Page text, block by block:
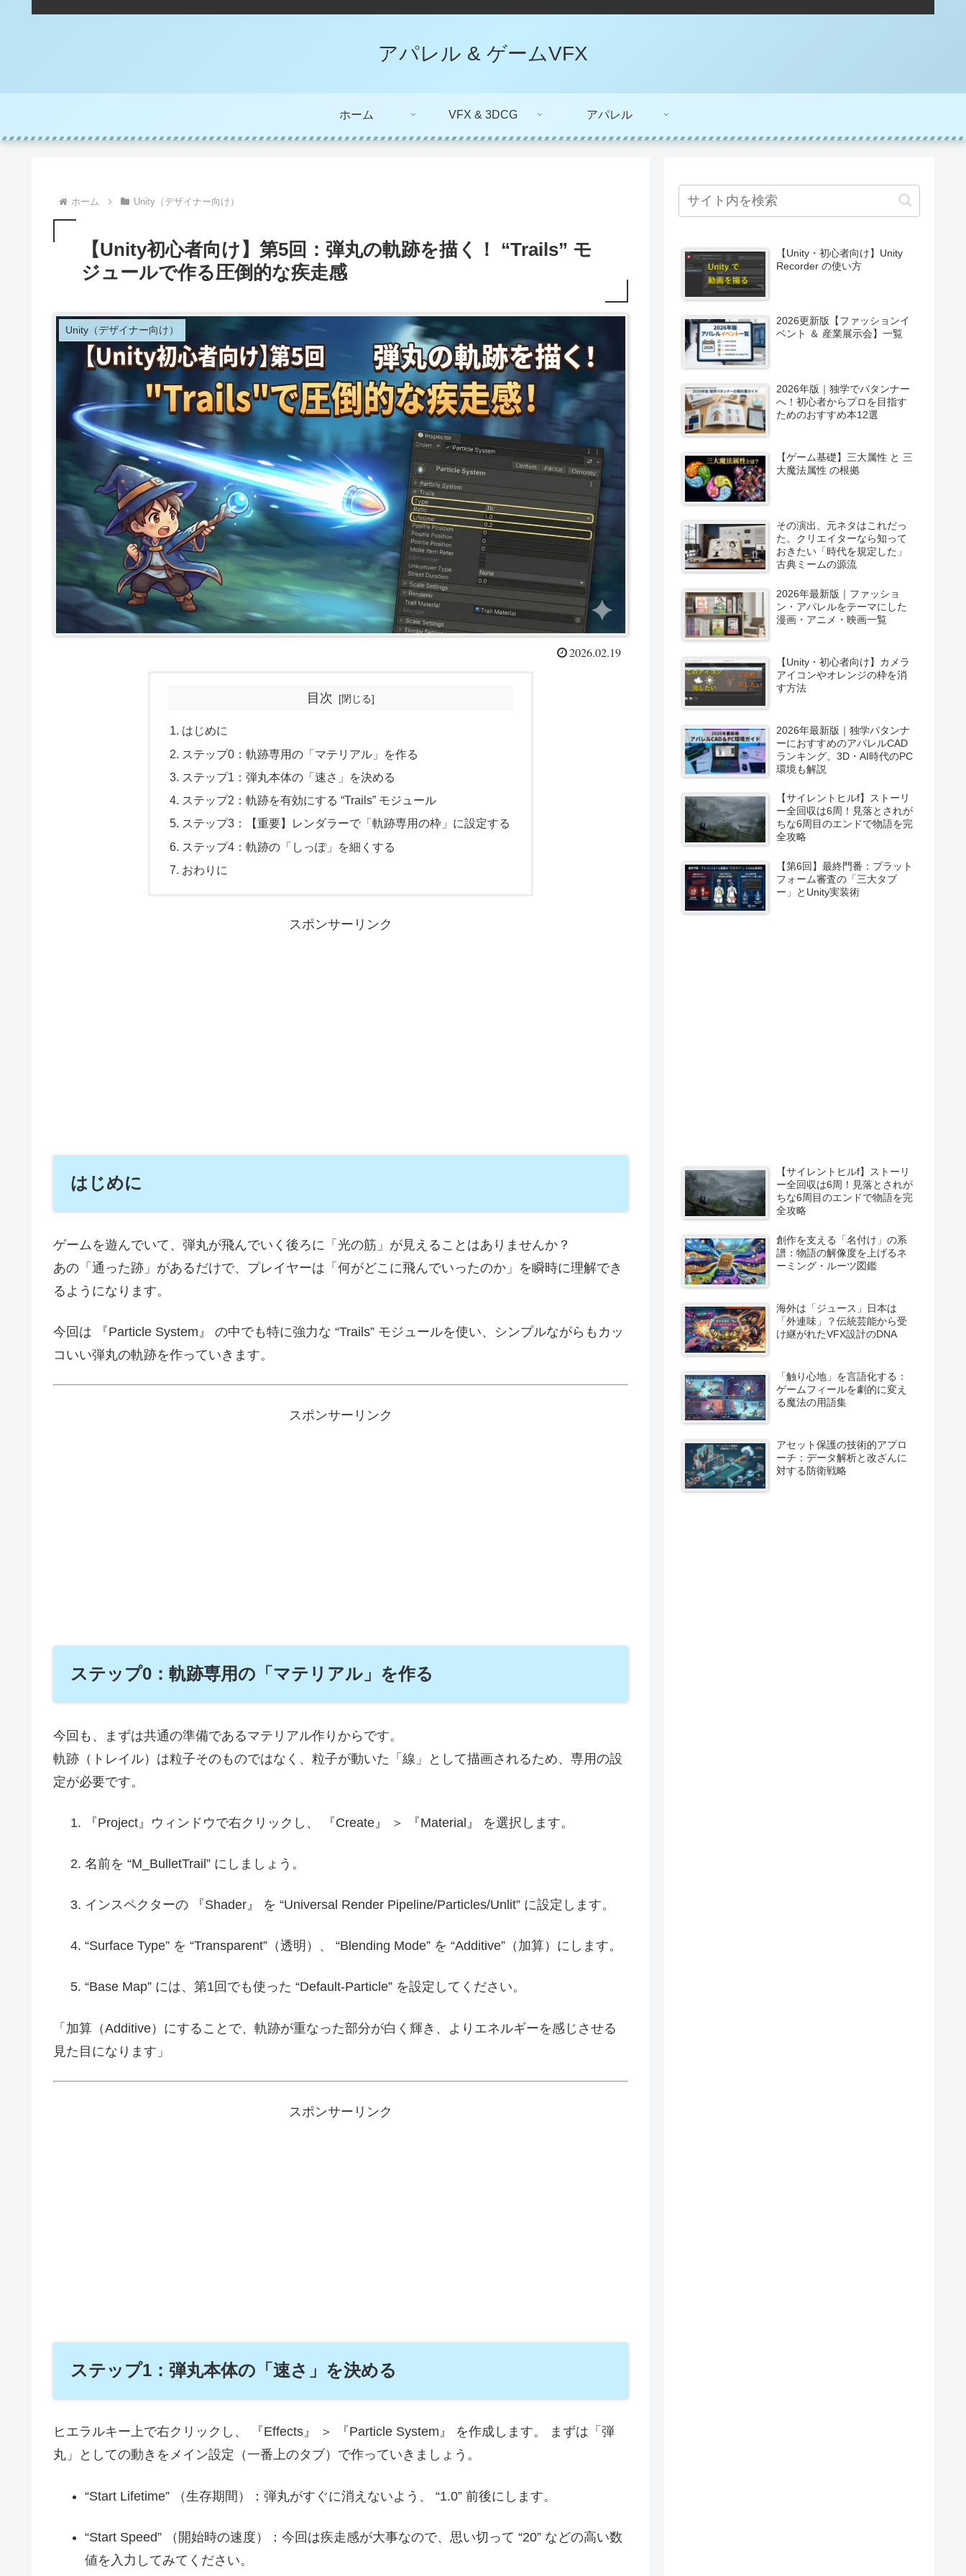
アパレル & ゲームVFX
ホーム VFX & 3DCG アパレル
ホーム Unity（デザイナー向け）
【Unity初心者向け】第5回：弾丸の軌跡を描く！ “Trails” モ
ジュールで作る圧倒的な疾走感
Unity（デザイナー向け）
2026.02.19
目次
はじめに
ステップ0：軌跡専用の「マテリアル」を作る
ステップ1：弾丸本体の「速さ」を決める
ステップ2：軌跡を有効にする “Trails” モジュール
ステップ3：【重要】レンダラーで「軌跡専用の枠」に設定する
ステップ4：軌跡の「しっぽ」を細くする
おわりに
スポンサーリンク
はじめに
ゲームを遊んでいて、弾丸が飛んでいく後ろに「光の筋」が見えることはありませんか？
あの「通った跡」があるだけで、プレイヤーは「何がどこに飛んでいったのか」を瞬時に理解でき
るようになります。
今回は 『Particle System』 の中でも特に強力な “Trails” モジュールを使い、シンプルながらもカッ
コいい弾丸の軌跡を作っていきます。
スポンサーリンク
ステップ0：軌跡専用の「マテリアル」を作る
今回も、まずは共通の準備であるマテリアル作りからです。
軌跡（トレイル）は粒子そのものではなく、粒子が動いた「線」として描画されるため、専用の設
定が必要です。
『Project』ウィンドウで右クリックし、 『Create』 ＞ 『Material』 を選択します。
名前を “M_BulletTrail” にしましょう。
インスペクターの 『Shader』 を “Universal Render Pipeline/Particles/Unlit” に設定します。
“Surface Type” を “Transparent”（透明）、 “Blending Mode” を “Additive”（加算）にします。
“Base Map” には、第1回でも使った “Default-Particle” を設定してください。
「加算（Additive）にすることで、軌跡が重なった部分が白く輝き、よりエネルギーを感じさせる
見た目になります」
スポンサーリンク
ステップ1：弾丸本体の「速さ」を決める
ヒエラルキー上で右クリックし、 『Effects』 ＞ 『Particle System』 を作成します。 まずは「弾
丸」としての動きをメイン設定（一番上のタブ）で作っていきましょう。
“Start Lifetime” （生存期間）：弾丸がすぐに消えないよう、 “1.0” 前後にします。
“Start Speed” （開始時の速度）：今回は疾走感が大事なので、思い切って “20” などの高い数
値を入力してみてください。
【Unity・初心者向け】Unity
Recorder の使い方
2026更新版【ファッションイ
ベント ＆ 産業展示会】一覧
2026年版｜独学でパタンナー
へ！初心者からプロを目指す
ためのおすすめ本12選
【ゲーム基礎】三大属性 と 三
大魔法属性 の根拠
その演出、元ネタはこれだっ
た。クリエイターなら知って
おきたい「時代を規定した」
古典ミームの源流
2026年最新版｜ファッショ
ン・アパレルをテーマにした
漫画・アニメ・映画一覧
【Unity・初心者向け】カメラ
アイコンやオレンジの枠を消
す方法
2026年最新版｜独学パタンナ
ーにおすすめのアパレルCAD
ランキング。3D・AI時代のPC
環境も解説
【サイレントヒルf】ストーリ
ー全回収は6周！見落とされが
ちな6周目のエンドで物語を完
全攻略
【第6回】最終門番：プラット
フォーム審査の「三大タブ
ー」とUnity実装術
【サイレントヒルf】ストーリ
ー全回収は6周！見落とされが
ちな6周目のエンドで物語を完
全攻略
創作を支える「名付け」の系
譜：物語の解像度を上げるネ
ーミング・ルーツ図鑑
海外は「ジュース」日本は
「外連味」？伝統芸能から受
け継がれたVFX設計のDNA
「触り心地」を言語化する：
ゲームフィールを劇的に変え
る魔法の用語集
アセット保護の技術的アプロ
ーチ：データ解析と改ざんに
対する防衛戦略